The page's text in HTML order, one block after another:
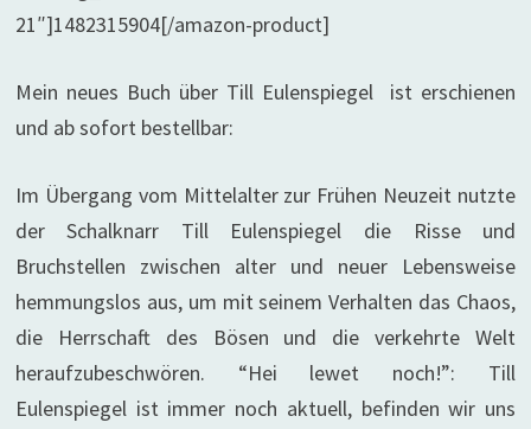
21″]1482315904[/amazon-product]
Mein neues Buch über Till Eulenspiegel ist erschienen
und ab sofort bestellbar:
Im Übergang vom Mittelalter zur Frühen Neuzeit nutzte
der Schalknarr Till Eulenspiegel die Risse und
Bruchstellen zwischen alter und neuer Lebensweise
hemmungslos aus, um mit seinem Verhalten das Chaos,
die Herrschaft des Bösen und die verkehrte Welt
heraufzubeschwören. “Hei lewet noch!”: Till
Eulenspiegel ist immer noch aktuell, befinden wir uns